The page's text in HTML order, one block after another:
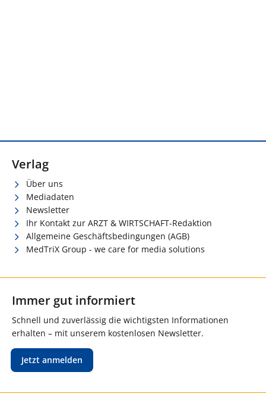
Verlag
Über uns
Mediadaten
Newsletter
Ihr Kontakt zur ARZT & WIRTSCHAFT-Redaktion
Allgemeine Geschäftsbedingungen (AGB)
MedTriX Group - we care for media solutions
Immer gut informiert
Schnell und zuverlässig die wichtigsten Informationen
erhalten – mit unserem kostenlosen Newsletter.
Jetzt anmelden